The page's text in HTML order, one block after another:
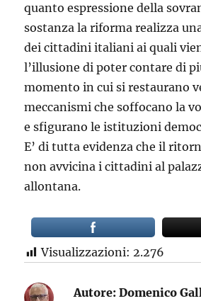
quanto espressione della
sostanza la riforma realizza
dei cittadini italiani ai quali
l’illusione di poter contare di
momento in cui si restaurano
meccanismi che soffocano la
e sfigurano le istituzioni
E’ di tutta evidenza che il
non avvicina i cittadini al
allontana.
Visualizzazioni: 2.276
Autore: Domenico